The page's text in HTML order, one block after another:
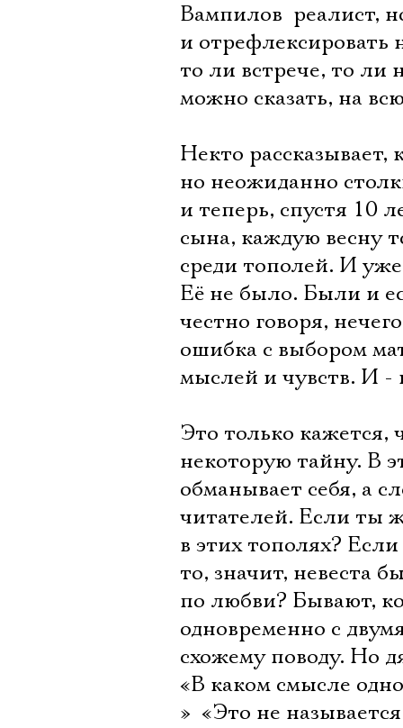
Вампилов  реалист,
и отрефлексировать
то ли встрече, то ли
можно сказать, на
Некто рассказывает,
но неожиданно
и теперь, спустя 10
сына, каждую весну
среди тополей. И
Её не было. Были и
честно говоря,
ошибка с выбором
мыслей и чувств. И -
Это только кажется,
некоторую тайну. В
обманывает себя, а
читателей. Если ты
в этих тополях?
то, значит, невеста
по любви? Бывают,
одновременно с
схожему поводу. Но
«В каком смысле
»  «Это не